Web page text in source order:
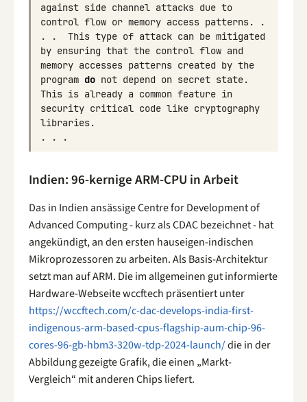
against side channel attacks due to
control flow or memory access patterns.
.
.
. This type of attack can be mitigated
by ensuring that the control flow and
memory accesses patterns created by the
program do not depend on secret state.
This is already a common feature in
security critical code like cryptography
libraries.
.
. .
Indien: 96-kernige ARM-CPU in Arbeit
Das in Indien ansässige Centre for Development of
Advanced Computing - kurz als CDAC bezeichnet - hat
angekündigt, an den ersten hauseigen-indischen
Mikroprozessoren zu arbeiten. Als Basis-Architektur
setzt man auf ARM. Die im allgemeinen gut informierte
Hardware-Webseite wccftech präsentiert unter
https://wccftech.com/c-dac-develops-india-first-
indigenous-arm-based-cpus-flagship-aum-chip-96-
cores-96-gb-hbm3-320w-tdp-2024-launch/die in der
Abbildung gezeigte Grafik, die einen „Markt-
Vergleich“ mit anderen Chips liefert.